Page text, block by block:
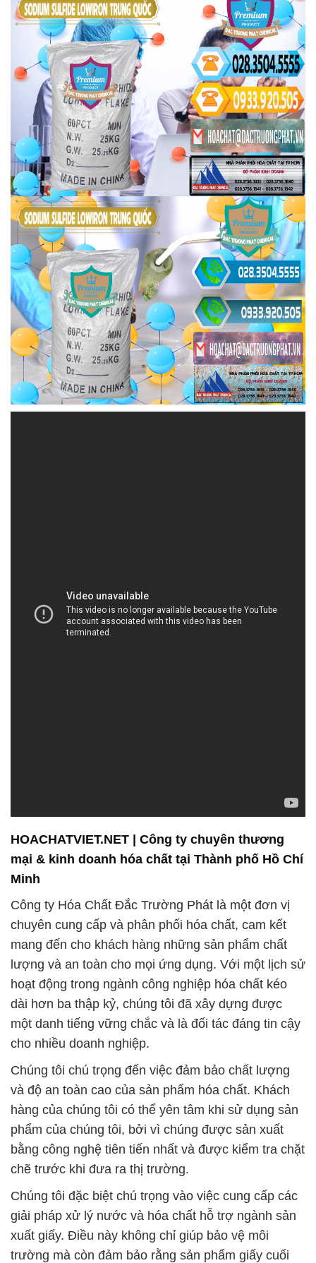
HOACHATVIET.NET | Công ty chuyên thương
mại & kinh doanh hóa chất tại Thành phố Hồ Chí
Minh
Công ty Hóa Chất Đắc Trường Phát là một đơn vị
chuyên cung cấp và phân phối hóa chất, cam kết
mang đến cho khách hàng những sản phẩm chất
lượng và an toàn cho mọi ứng dụng. Với một lịch sử
hoạt động trong ngành công nghiệp hóa chất kéo
dài hơn ba thập kỷ, chúng tôi đã xây dựng được
một danh tiếng vững chắc và là đối tác đáng tin cậy
cho nhiều doanh nghiệp.
Chúng tôi chú trọng đến việc đảm bảo chất lượng
và độ an toàn cao của sản phẩm hóa chất. Khách
hàng của chúng tôi có thể yên tâm khi sử dụng sản
phẩm của chúng tôi, bởi vì chúng được sản xuất
bằng công nghệ tiên tiến nhất và được kiểm tra chặt
chẽ trước khi đưa ra thị trường.
Chúng tôi đặc biệt chú trọng vào việc cung cấp các
giải pháp xử lý nước và hóa chất hỗ trợ ngành sản
xuất giấy. Điều này không chỉ giúp bảo vệ môi
trường mà còn đảm bảo rằng sản phẩm giấy cuối